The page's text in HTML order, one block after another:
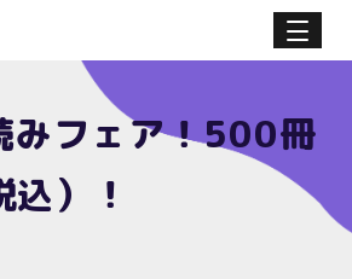
みフェア！500冊
）！